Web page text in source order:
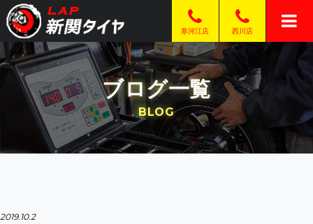
寒河江店 西川店
ブログ一覧
BLOG
2019.10.2